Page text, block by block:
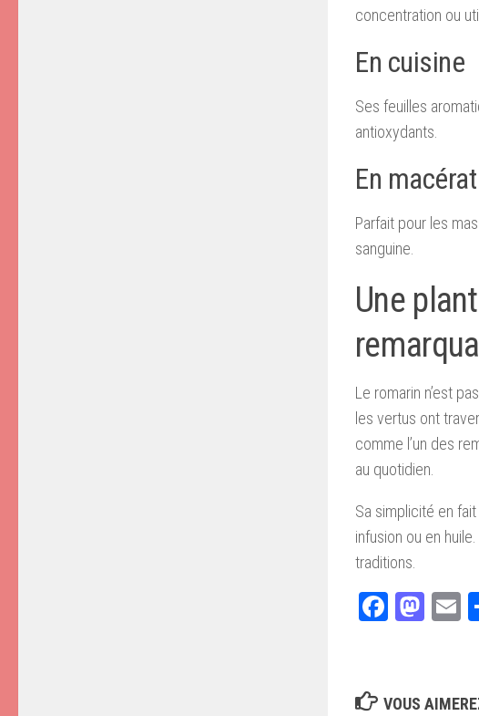
concentration ou
En cuisine
Ses feuilles
antioxydants.
En
Parfait pour les
sanguine.
Une
Le romarin n’est
les vertus ont
comme l’un des
au quotidien.
Sa simplicité en
infusion ou en
traditions.
VOUS